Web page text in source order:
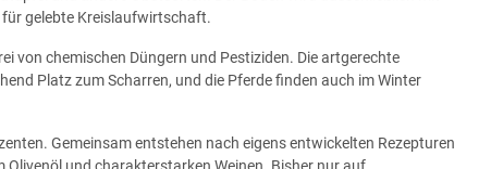
gelebte Kreislaufwirtschaft.
von chemischen Düngern und Pestiziden. Die artgerechte
Platz zum Scharren, und die Pferde finden auch im Winter
Gemeinsam entstehen nach eigens entwickelten Rezepturen